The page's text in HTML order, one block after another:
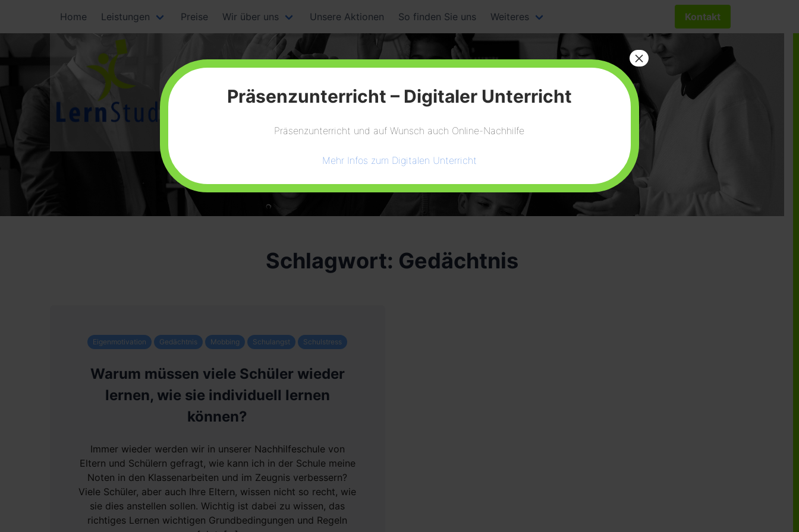
Home Leistungen Preise Wir über uns Unsere Aktionen So finden Sie uns Weiteres Kontakt
Schlagwort: Gedächtnis
Eigenmotivation Gedächtnis Mobbing Schulangst Schulstress
Warum müssen viele Schüler wieder
lernen, wie sie individuell lernen
können?
Immer wieder werden wir in unserer Nachhilfeschule von
Eltern und Schülern gefragt, wie kann ich in der Schule meine
Noten in den Klassenarbeiten und im Zeugnis verbessern?
Viele Schüler, aber auch Ihre Eltern, wissen nicht so recht, wie
sie dies anstellen sollen. Wichtig ist dabei zu wissen, das
richtiges Lernen wichtigen Grundbedingungen und Regeln
Präsenzunterricht – Digitaler Unterricht
Präsenzunterricht und auf Wunsch auch Online-Nachhilfe
Mehr Infos zum Digitalen Unterricht
×